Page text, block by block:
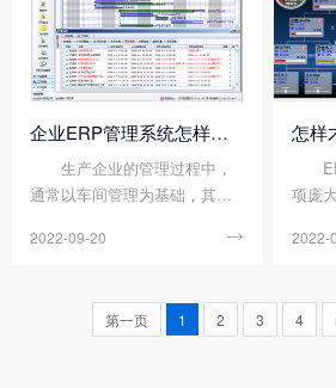
（中国）官网入口 小编来说说
使用ERP管控生产进度的...
足企
企业ERP管理系统怎样做好车间管理?
生产企业的管理过程中，
通常以车间管理为基础，其中
派工、汇报等流程，几乎包含
也就决定了车间管理必定会困
难重重。那么企业ERP管理系
2022-09-20 
项庞
华，
节，
过程
2022-
第一页 1 2 3 4